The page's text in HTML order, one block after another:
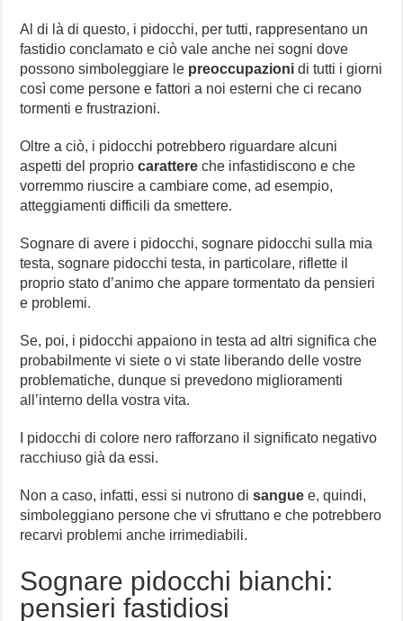
Al di là di questo, i pidocchi, per tutti, rappresentano un
fastidio conclamato e ciò vale anche nei sogni dove
possono simboleggiare le preoccupazionidi tutti i giorni
così come persone e fattori a noi esterni che ci recano
tormenti e frustrazioni.
Oltre a ciò, i pidocchi potrebbero riguardare alcuni
aspetti del proprio carattere che infastidiscono e che
vorremmo riuscire a cambiare come, ad esempio,
atteggiamenti difficili da smettere.
Sognare di avere i pidocchi, sognare pidocchi sulla mia
testa, sognare pidocchi testa, in particolare, riflette il
proprio stato d’animo che appare tormentato da pensieri
e problemi.
Se, poi, i pidocchi appaiono in testa ad altri significa che
probabilmente vi siete o vi state liberando delle vostre
problematiche, dunque si prevedono miglioramenti
all’interno della vostra vita.
I pidocchi di colore nero rafforzano il significato negativo
racchiuso già da essi.
Non a caso, infatti, essi si nutrono disangue e, quindi,
simboleggiano persone che vi sfruttano e che potrebbero
recarvi problemi anche irrimediabili.
Sognare pidocchi bianchi:
pensieri fastidiosi